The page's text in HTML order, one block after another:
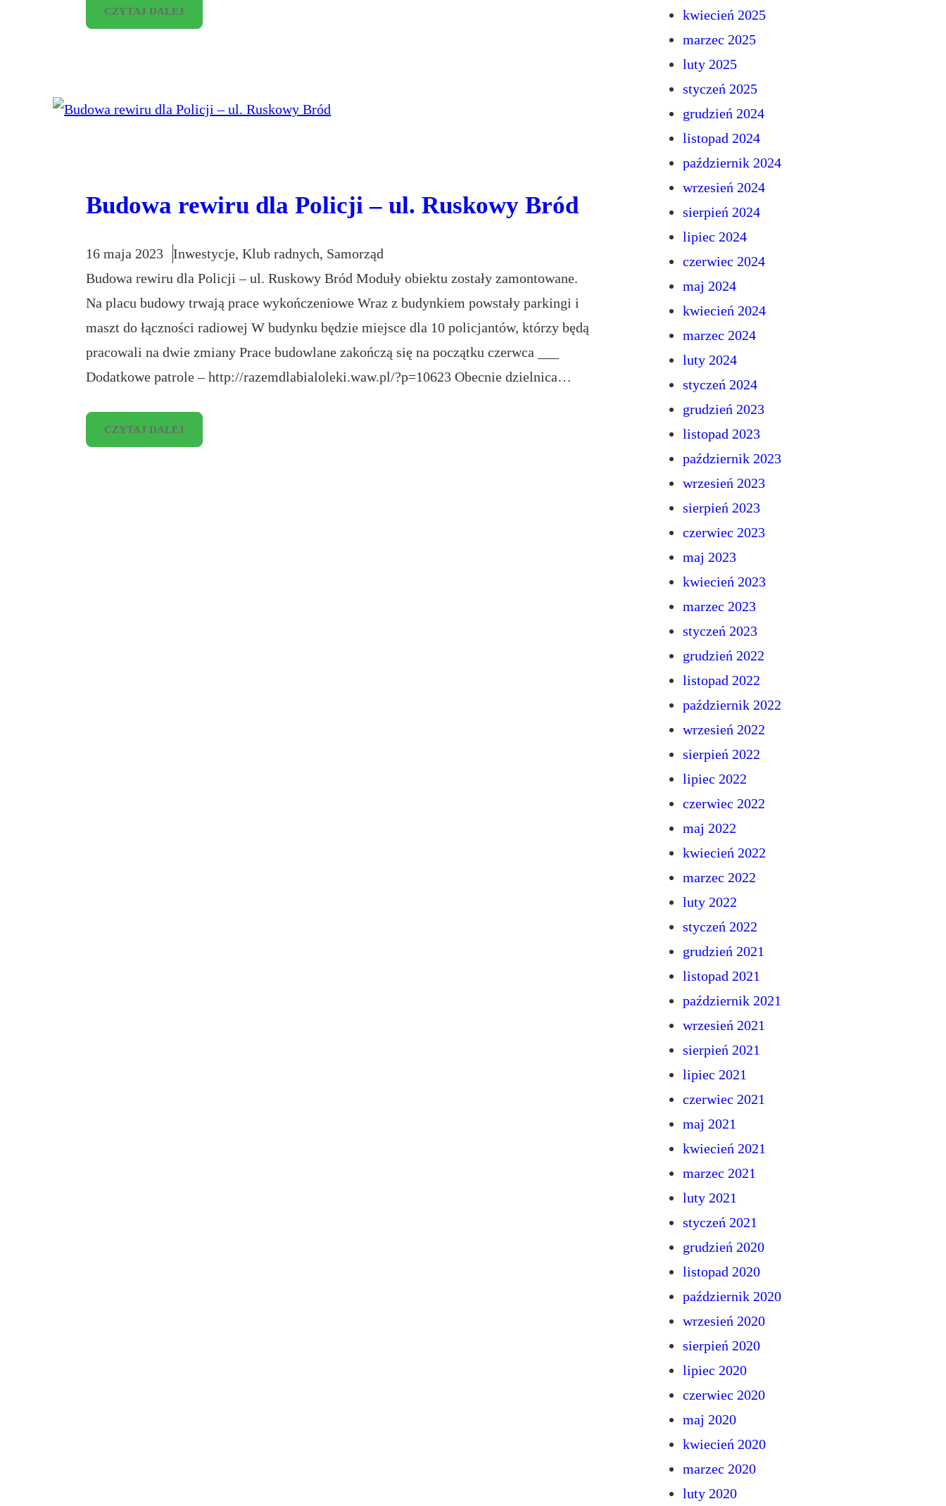
CZYTAJ DALEJ
Budowa rewiru dla Policji – ul. Ruskowy Bród
16 maja 2023 Inwestycje, Klub radnych, Samorząd
Budowa rewiru dla Policji – ul. Ruskowy Bród Moduły obiektu zostały zamontowane.
Na placu budowy trwają prace wykończeniowe Wraz z budynkiem powstały parkingi i
maszt do łączności radiowej W budynku będzie miejsce dla 10 policjantów, którzy będą
pracowali na dwie zmiany Prace budowlane zakończą się na początku czerwca ___
Dodatkowe patrole – http://razemdlabialoleki.waw.pl/?p=10623 Obecnie dzielnica…
CZYTAJ DALEJ
kwiecień 2025
marzec 2025
luty 2025
styczeń 2025
grudzień 2024
listopad 2024
październik 2024
wrzesień 2024
sierpień 2024
lipiec 2024
czerwiec 2024
maj 2024
kwiecień 2024
marzec 2024
luty 2024
styczeń 2024
grudzień 2023
listopad 2023
październik 2023
wrzesień 2023
sierpień 2023
czerwiec 2023
maj 2023
kwiecień 2023
marzec 2023
styczeń 2023
grudzień 2022
listopad 2022
październik 2022
wrzesień 2022
sierpień 2022
lipiec 2022
czerwiec 2022
maj 2022
kwiecień 2022
marzec 2022
luty 2022
styczeń 2022
grudzień 2021
listopad 2021
październik 2021
wrzesień 2021
sierpień 2021
lipiec 2021
czerwiec 2021
maj 2021
kwiecień 2021
marzec 2021
luty 2021
styczeń 2021
grudzień 2020
listopad 2020
październik 2020
wrzesień 2020
sierpień 2020
lipiec 2020
czerwiec 2020
maj 2020
kwiecień 2020
marzec 2020
luty 2020